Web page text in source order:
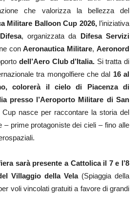
che valorizza la bellezza del
Militare Balloon Cup 2026, l’iniziativa
, organizzata da Difesa Servizi
conAeronautica Militare,Aeronord
dell’Aero Club d’Italia. Si tratta di
tra mongolfiere che dal 16 al
colorerà il cielo di Piacenza di
presso l’Aeroporto Militare di San
Cup nasce per raccontare la storia del
– prime protagoniste dei cieli – fino alle
sarà presente a Cattolica il 7 e l’8
Villaggio della Vela (Spiaggia della
voli vincolati gratuiti a favore di grandi